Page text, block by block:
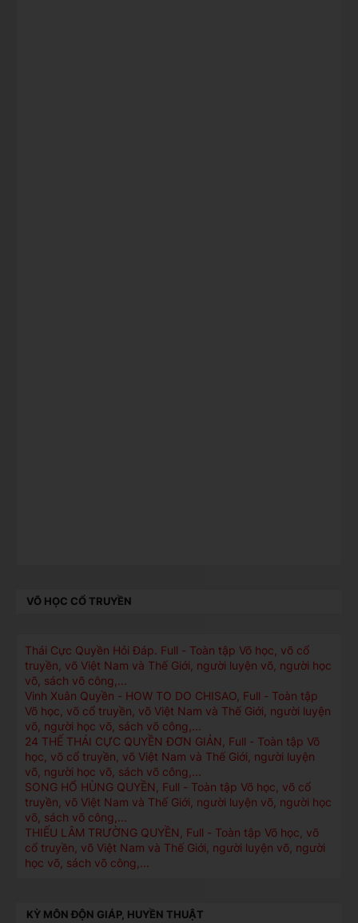
VÕ HỌC CỔ TRUYỀN
Thái Cực Quyền Hỏi Ðáp. Full - Toàn tập Võ học, võ cổ
truyền, võ Việt Nam và Thế Giới, người luyện võ, người học
võ, sách võ công,...
Vinh Xuân Quyền - HOW TO DO CHISAO, Full - Toàn tập
Võ học, võ cổ truyền, võ Việt Nam và Thế Giới, người luyện
võ, người học võ, sách võ công,...
24 THẾ THÁI CỰC QUYỀN ĐƠN GIẢN, Full - Toàn tập Võ
học, võ cổ truyền, võ Việt Nam và Thế Giới, người luyện
võ, người học võ, sách võ công,...
SONG HỔ HÙNG QUYỀN, Full - Toàn tập Võ học, võ cổ
truyền, võ Việt Nam và Thế Giới, người luyện võ, người học
võ, sách võ công,...
THIẾU LÂM TRƯỜNG QUYỀN, Full - Toàn tập Võ học, võ
cổ truyền, võ Việt Nam và Thế Giới, người luyện võ, người
học võ, sách võ công,...
KỲ MÔN ĐỘN GIÁP, HUYỀN THUẬT